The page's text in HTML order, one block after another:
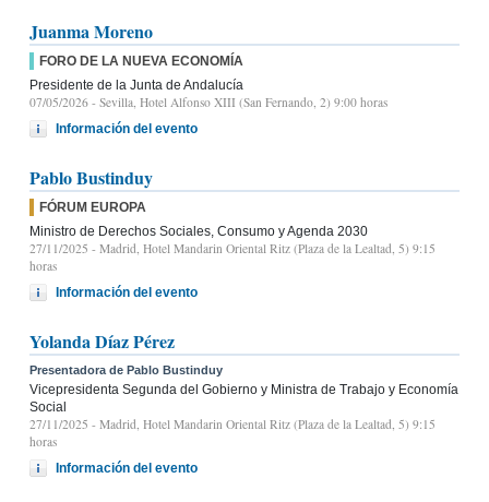
Juanma Moreno
FORO DE LA NUEVA ECONOMÍA
Presidente de la Junta de Andalucía
07/05/2026 - Sevilla, Hotel Alfonso XIII (San Fernando, 2) 9:00 horas
Información del evento
Pablo Bustinduy
FÓRUM EUROPA
Ministro de Derechos Sociales, Consumo y Agenda 2030
27/11/2025 - Madrid, Hotel Mandarin Oriental Ritz (Plaza de la Lealtad, 5) 9:15
horas
Información del evento
Yolanda Díaz Pérez
Presentadora de Pablo Bustinduy
Vicepresidenta Segunda del Gobierno y Ministra de Trabajo y Economía
Social
27/11/2025 - Madrid, Hotel Mandarin Oriental Ritz (Plaza de la Lealtad, 5) 9:15
horas
Información del evento